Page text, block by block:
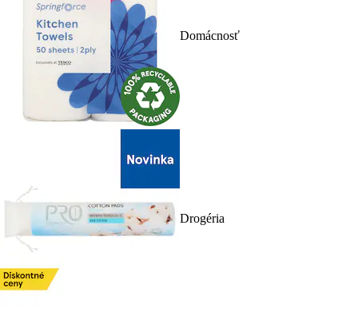
Domácnosť
Drogéria